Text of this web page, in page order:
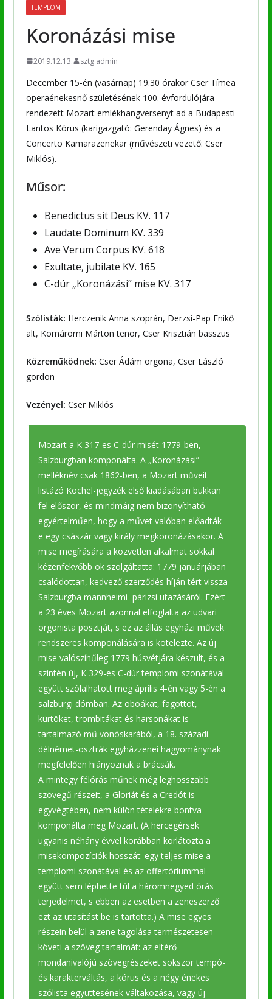
TEMPLOM
Koronázási mise
2019.12.13. sztg admin
December 15-én (vasárnap) 19.30 órakor Cser Tímea
operaénekesnő születésének 100. évfordulójára
rendezett Mozart emlékhangversenyt ad a Budapesti
Lantos Kórus (karigazgató: Gerenday Ágnes) és a
Concerto Kamarazenekar (művészeti vezető: Cser
Miklós).
Műsor:
Benedictus sit Deus KV. 117
Laudate Dominum KV. 339
Ave Verum Corpus KV. 618
Exultate, jubilate KV. 165
C-dúr „Koronázási” mise KV. 317
Szólisták: Herczenik Anna szoprán, Derzsi-Pap Enikő
alt, Komáromi Márton tenor, Cser Krisztián basszus
Közreműködnek: Cser Ádám orgona, Cser László
gordon
Vezényel: Cser Miklós
Mozart a K 317-es C-dúr misét 1779-ben,
Salzburgban komponálta. A „Koronázási”
melléknév csak 1862-ben, a Mozart műveit
listázó Köchel-jegyzék első kiadásában bukkan
fel először, és mindmáig nem bizonyítható
egyértelműen, hogy a művet valóban előadták-
e egy császár vagy király megkoronázásakor. A
mise megírására a közvetlen alkalmat sokkal
kézenfekvőbb ok szolgáltatta: 1779 januárjában
csalódottan, kedvező szerződés híján tért vissza
Salzburgba mannheimi–párizsi utazásáról. Ezért
a 23 éves Mozart azonnal elfoglalta az udvari
orgonista posztját, s ez az állás egyházi művek
rendszeres komponálására is kötelezte. Az új
mise valószínűleg 1779 húsvétjára készült, és a
szintén új, K 329-es C-dúr templomi szonátával
együtt szólalhatott meg április 4-én vagy 5-én a
salzburgi dómban. Az oboákat, fagottot,
kürtöket, trombitákat és harsonákat is
tartalmazó mű vonóskarából, a 18. századi
délnémet-osztrák egyházzenei hagyománynak
megfelelően hiányoznak a brácsák.
A mintegy félórás műnek még leghosszabb
szövegű részeit, a Gloriát és a Credót is
egyvégtében, nem külön tételekre bontva
komponálta meg Mozart. (A hercegérsek
ugyanis néhány évvel korábban korlátozta a
misekompozíciók hosszát: egy teljes mise a
templomi szonátával és az offertóriummal
együtt sem léphette túl a háromnegyed órás
terjedelmet, s ebben az esetben a zeneszerző
ezt az utasítást be is tartotta.) A mise egyes
részein belül a zene tagolása természetesen
követi a szöveg tartalmát: az eltérő
mondanivalójú szövegrészeket sokszor tempó-
és karakterváltás, a kórus és a négy énekes
szólista együttesének váltakozása, vagy új